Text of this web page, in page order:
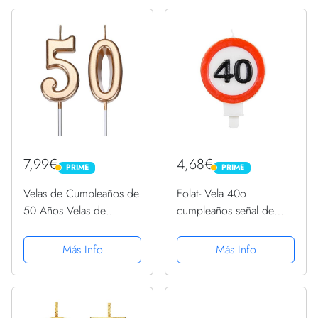
Aniversarios Fiestas de...
7,99€ PRIME
PRIME
Velas de Cumpleaños de
50 Años Velas de
de Torta de Feliz
Cumpleaños Decoración
de Tarta para
Aniversario
Más Info
4,68€ PRIME
PRIME
Folat- Vela 40o
cumpleaños señal de
(62640) Más Info